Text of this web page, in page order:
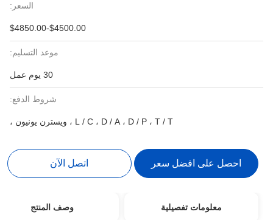
السعر:
$4500.00-$4850.00
موعد التسليم:
30 يوم عمل
شروط الدفع:
L / C ، D / A ، D / P ، T / T ، ويسترن يونيون ،
احصل على افضل سعر اتصل الآن
معلومات تفصيلية وصف المنتج